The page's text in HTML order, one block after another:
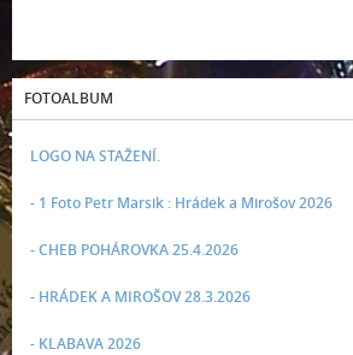
FOTOALBUM
LOGO NA STAŽENÍ.
- 1 Foto Petr Marsik : Hrádek a Mirošov 2026
- CHEB POHÁROVKA 25.4.2026
- HRÁDEK A MIROŠOV 28.3.2026
- KLABAVA 2026